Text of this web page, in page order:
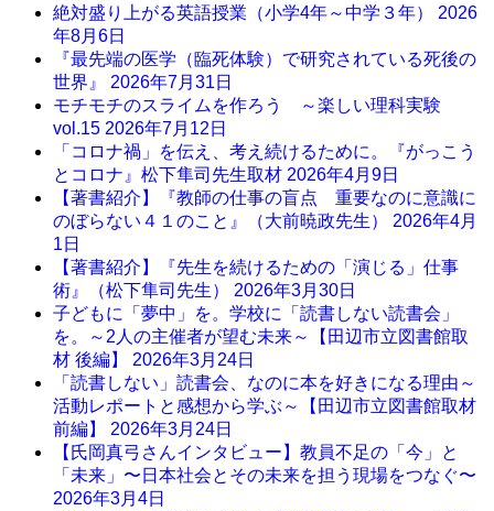
絶対盛り上がる英語授業（小学4年～中学３年） 2026
年8月6日
『最先端の医学（臨死体験）で研究されている死後の
世界』 2026年7月31日
モチモチのスライムを作ろう ～楽しい理科実験
vol.15 2026年7月12日
「コロナ禍」を伝え、考え続けるために。『がっこう
とコロナ』松下隼司先生取材 2026年4月9日
【著書紹介】『教師の仕事の盲点 重要なのに意識に
のぼらない４１のこと』（大前暁政先生） 2026年4月
1日
【著書紹介】『先生を続けるための「演じる」仕事
術』（松下隼司先生） 2026年3月30日
子どもに「夢中」を。学校に「読書しない読書会」
を。～2人の主催者が望む未来～【田辺市立図書館取
材 後編】 2026年3月24日
「読書しない」読書会、なのに本を好きになる理由～
活動レポートと感想から学ぶ～【田辺市立図書館取材
前編】 2026年3月24日
【氏岡真弓さんインタビュー】教員不足の「今」と
「未来」〜日本社会とその未来を担う現場をつなぐ〜
2026年3月4日